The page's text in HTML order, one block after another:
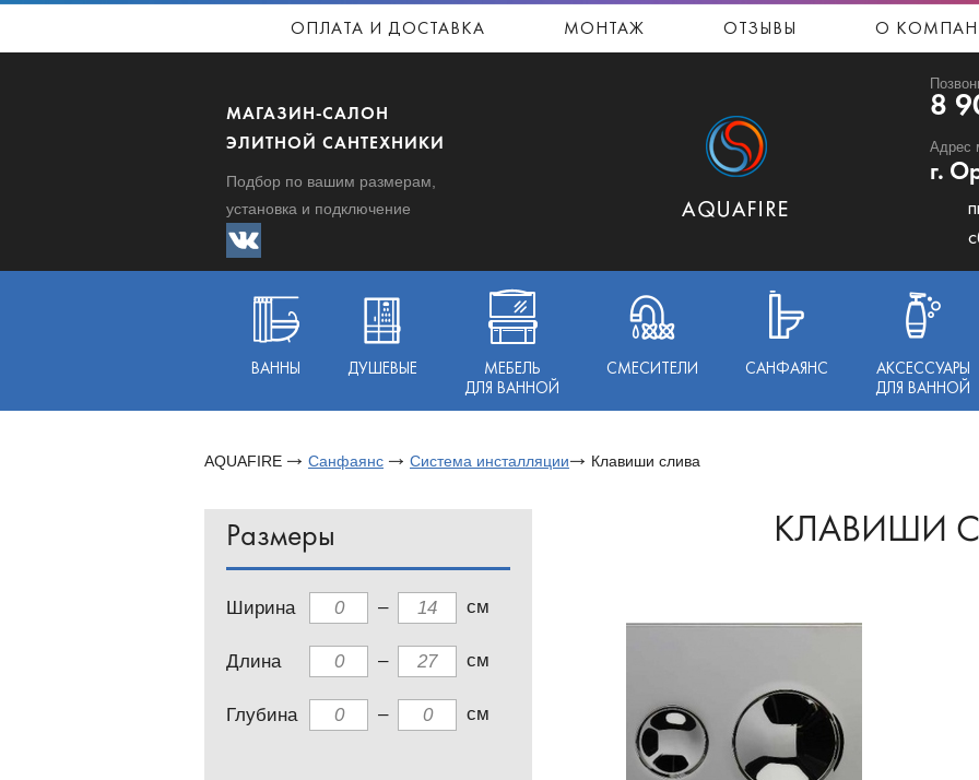
ОПЛАТА И ДОСТАВКА МОНТАЖ ОТЗЫВЫ О
МАГАЗИН-САЛОН
ЭЛИТНОЙ САНТЕХНИКИ
Подбор по вашим размерам,
установка и подключение
8
Адрес
г.
ВАННЫ ДУШЕВЫЕ
МЕБЕЛЬ
ДЛЯ ВАННОЙ
СМЕСИТЕЛИ САНФАЯНС
АКСЕССУАРЫ
ДЛЯ ВАННОЙ
AQUAFIRE Санфаянс Система инсталляции Клавиши слива
Размеры
Ширина – см
Длина – см
Глубина – см
КЛАВИШИ